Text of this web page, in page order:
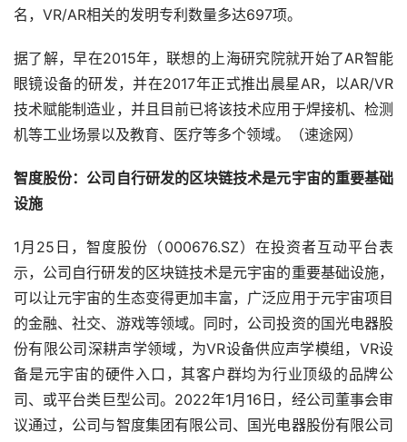
名，VR/AR相关的发明专利数量多达697项。
据了解，早在2015年，联想的上海研究院就开始了AR智能
眼镜设备的研发，并在2017年正式推出晨星AR，以AR/VR
技术赋能制造业，并且目前已将该技术应用于焊接机、检测
机等工业场景以及教育、医疗等多个领域。（速途网）
智度股份：公司自行研发的区块链技术是元宇宙的重要基础
设施
1月25日，智度股份（000676.SZ）在投资者互动平台表
示，公司自行研发的区块链技术是元宇宙的重要基础设施，
可以让元宇宙的生态变得更加丰富，广泛应用于元宇宙项目
的金融、社交、游戏等领域。同时，公司投资的国光电器股
份有限公司深耕声学领域，为VR设备供应声学模组，VR设
备是元宇宙的硬件入口，其客户群均为行业顶级的品牌公
司、或平台类巨型公司。2022年1月16日，经公司董事会审
议通过，公司与智度集团有限公司、国光电器股份有限公司